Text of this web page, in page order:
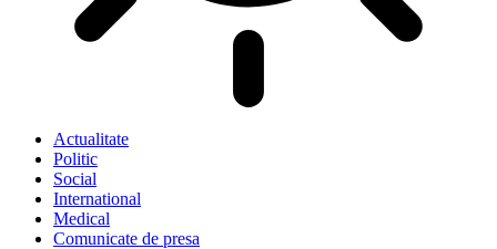
Actualitate
Politic
Social
International
Medical
Comunicate de presa